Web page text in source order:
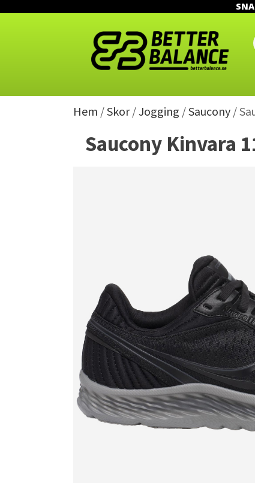
Hem /Skor/Jogging /Saucony /
Saucony Kinvara